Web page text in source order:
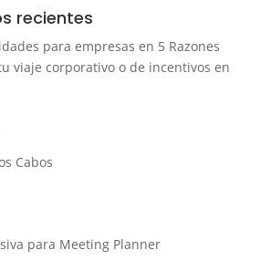
recientes
para empresas en 5 Razones
viaje corporativo o de incentivos en
Cabos
para Meeting Planner